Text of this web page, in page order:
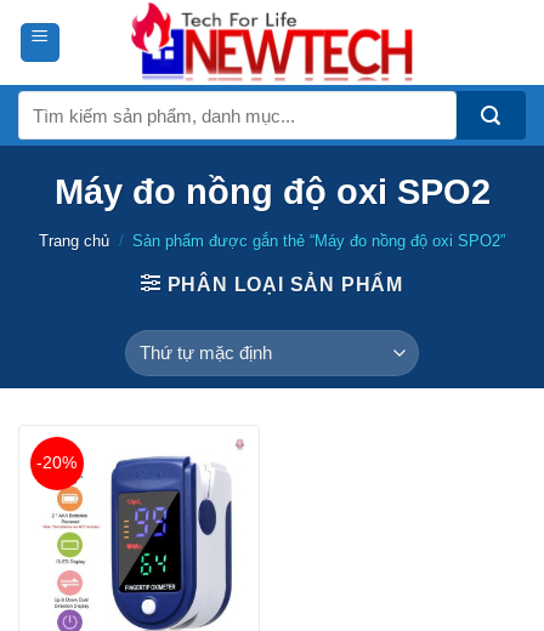
kiếm:
Máy đo nồng độ oxi SPO2
Trang chủ / Sản phẩm được gắn thẻ “Máy đo nồng độ oxi SPO2”
PHÂN LOẠI SẢN PHẨM
-20%